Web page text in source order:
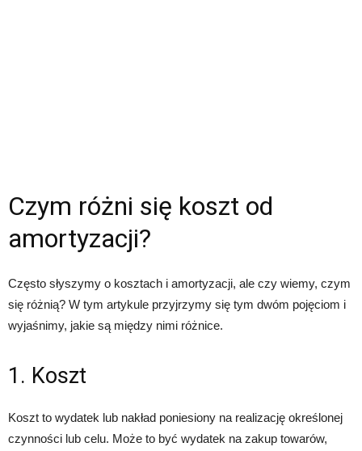
Czym różni się koszt od
amortyzacji?
Często słyszymy o kosztach i amortyzacji, ale czy wiemy, czym
się różnią? W tym artykule przyjrzymy się tym dwóm pojęciom i
wyjaśnimy, jakie są między nimi różnice.
1. Koszt
Koszt to wydatek lub nakład poniesiony na realizację określonej
czynności lub celu. Może to być wydatek na zakup towarów,